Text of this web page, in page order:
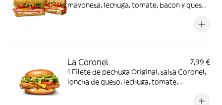
mayonesa, lechuga, tomate, bacon y queso,
La Coronel
7,99 €
1 Filete de pechuga Original, salsa Coronel,
loncha de queso, lechuga, tomate,